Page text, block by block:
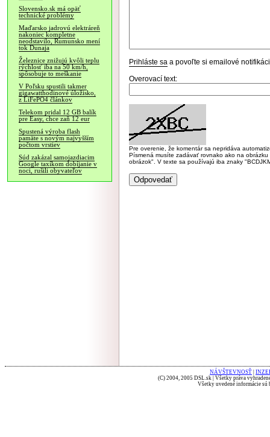
Slovensko.sk má opäť
technické problémy
Maďarsko jadrovú elektráreň
nakoniec kompletne
neodstavilo, Rumunsko mení
tok Dunaja
Železnice znižujú kvôli teplu
rýchlosť iba na 50 km/h,
spôsobuje to meškanie
V Poľsku spustili takmer
gigawatthodinové úložisko,
z LiFePO4 článkov
Telekom pridal 12 GB balík
pre Easy, chce zaň 12 eur
Spustená výroba flash
pamäte s novým najvyšším
počtom vrstiev
Súd zakázal samojazdiacim
Google taxíkom dobíjanie v
noci, rušili obyvateľov
Prihláste sa a povoľte si emailové
Overovací text:
Pre overenie, že komentár sa nepridáva
Písmená musíte zadávať rovnako ako na
obrázok". V texte sa používajú iba znaky
NÁVŠTEVNOSŤ
(C) 2004, 2005 DSL.sk | Všetky práva
Všetky uvedené informácie sú